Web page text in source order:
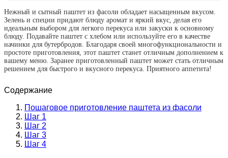
Нежный и сытный паштет из фасоли обладает насыщенным вкусом.
Зелень и специи придают блюду аромат и яркий вкус, делая его
идеальным выбором для легкого перекуса или закуски к основному
блюду. Подавайте паштет с хлебом или используйте его в качестве
начинки для бутербродов. Благодаря своей многофункциональности и
простоте приготовления, этот паштет станет отличным дополнением к
вашему меню. Заранее приготовленный паштет может стать отличным
решением для быстрого и вкусного перекуса. Приятного аппетита!
Содержание
Пошаговое приготовление паштета из фасоли
Шаг 1
Шаг 2
Шаг 3
Шаг 4